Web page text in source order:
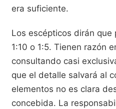
era suficiente.
Los escépticos dirán
1:10 o 1:5. Tienen razón
consultando casi
que el detalle salvará al
elementos no es clara
concebida. La